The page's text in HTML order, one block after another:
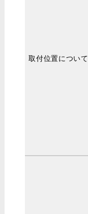
取付位置について